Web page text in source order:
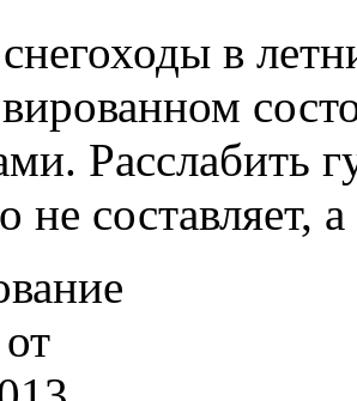
в
Расслабить
не составляет,